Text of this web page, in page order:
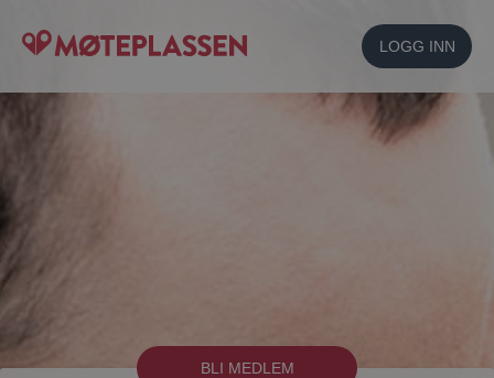
LOGG INN
BLI MEDLEM